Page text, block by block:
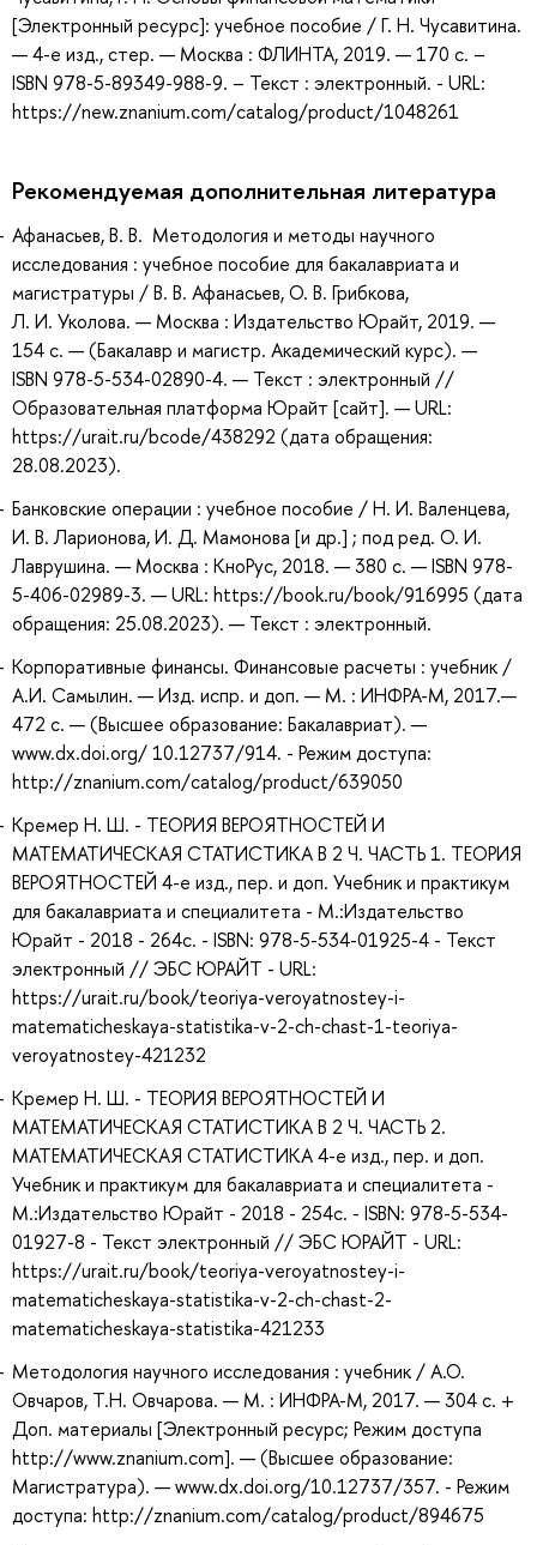
[Электронный ресурс]: учебное пособие / Г. Н. Чусавитина.
— 4-е изд., стер. — Москва : ФЛИНТА, 2019. — 170 с. –
ISBN 978-5-89349-988-9. – Текст : электронный. - URL:
https://new.znanium.com/catalog/product/1048261
Рекомендуемая дополнительная литература
Афанасьев, В. В. Методология и методы научного
исследования : учебное пособие для бакалавриата и
магистратуры / В. В. Афанасьев, О. В. Грибкова,
Л. И. Уколова. — Москва : Издательство Юрайт, 2019. —
154 с. — (Бакалавр и магистр. Академический курс). —
ISBN 978-5-534-02890-4. — Текст : электронный //
Образовательная платформа Юрайт [сайт]. — URL:
https://urait.ru/bcode/438292 (дата обращения:
28.08.2023).
Банковские операции : учебное пособие / Н. И. Валенцева,
И. В. Ларионова, И. Д. Мамонова [и др.] ; под ред. О. И.
Лаврушина. — Москва : КноРус, 2018. — 380 с. — ISBN 978-
5-406-02989-3. — URL: https://book.ru/book/916995 (дата
обращения: 25.08.2023). — Текст : электронный.
Корпоративные финансы. Финансовые расчеты : учебник /
А.И. Самылин. — Изд. испр. и доп. — М. : ИНФРА-М, 2017.—
472 с. — (Высшее образование: Бакалавриат). —
www.dx.doi.org/ 10.12737/914. - Режим доступа:
http://znanium.com/catalog/product/639050
Кремер Н. Ш. - ТЕОРИЯ ВЕРОЯТНОСТЕЙ И
МАТЕМАТИЧЕСКАЯ СТАТИСТИКА В 2 Ч. ЧАСТЬ 1. ТЕОРИЯ
ВЕРОЯТНОСТЕЙ 4-е изд., пер. и доп. Учебник и практикум
для бакалавриата и специалитета - М.:Издательство
Юрайт - 2018 - 264с. - ISBN: 978-5-534-01925-4 - Текст
электронный // ЭБС ЮРАЙТ - URL:
https://urait.ru/book/teoriya-veroyatnostey-i-
matematicheskaya-statistika-v-2-ch-chast-1-teoriya-
veroyatnostey-421232
Кремер Н. Ш. - ТЕОРИЯ ВЕРОЯТНОСТЕЙ И
МАТЕМАТИЧЕСКАЯ СТАТИСТИКА В 2 Ч. ЧАСТЬ 2.
МАТЕМАТИЧЕСКАЯ СТАТИСТИКА 4-е изд., пер. и доп.
Учебник и практикум для бакалавриата и специалитета -
М.:Издательство Юрайт - 2018 - 254с. - ISBN: 978-5-534-
01927-8 - Текст электронный // ЭБС ЮРАЙТ - URL:
https://urait.ru/book/teoriya-veroyatnostey-i-
matematicheskaya-statistika-v-2-ch-chast-2-
matematicheskaya-statistika-421233
Методология научного исследования : учебник / А.О.
Овчаров, Т.Н. Овчарова. — М. : ИНФРА-М, 2017. — 304 с. +
Доп. материалы [Электронный ресурс; Режим доступа
http://www.znanium.com]. — (Высшее образование:
Магистратура). — www.dx.doi.org/10.12737/357. - Режим
доступа: http://znanium.com/catalog/product/894675